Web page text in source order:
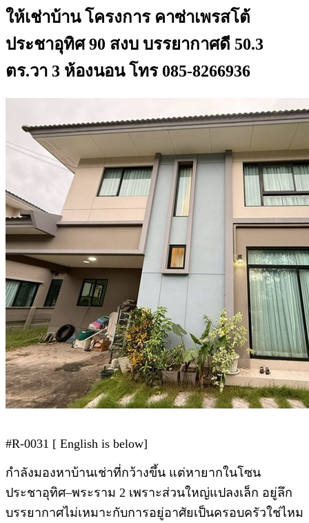
ให้เช่าบ้าน โครงการ คาซ่าเพรสโต้
ประชาอุทิศ 90 สงบ บรรยากาศดี 50.3
ตร.วา 3 ห้องนอน โทร 085-8266936
#R-0031 [ English is below]
กำลังมองหาบ้านเช่าที่กว้างขึ้น แต่หายากในโซน
ประชาอุทิศ–พระราม 2 เพราะส่วนใหญ่แปลงเล็ก อยู่ลึก
บรรยากาศไม่เหมาะกับการอยู่อาศัยเป็นครอบครัวใช่ไหม